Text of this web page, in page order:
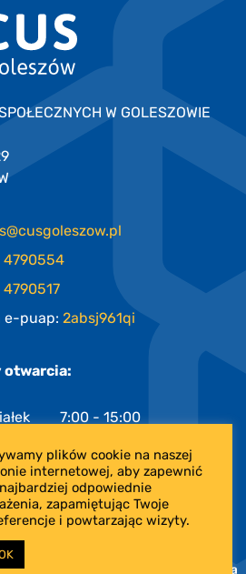
plików cookie na naszej
internetowej, aby zapewnić
odpowiednie
zapamiętując Twoje
i powtarzając wizyty.
W GOLESZOWIE
4790554
e-puap: 2absj961qi
otwarcia:
7:00 - 15:00
7:00 - 17:00
7:00 - 15:00
7:00 - 13:00